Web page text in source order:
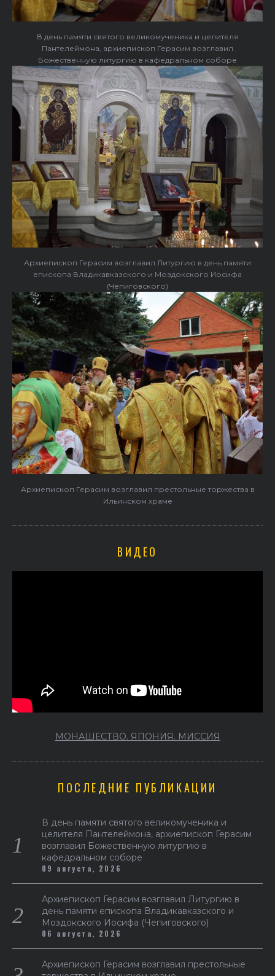
В день памяти святого великомученика и целителя
Пантелеймона, архиепископ Герасим возглавил
Божественную литургию в кафедральном соборе
Архиепископ Герасим возглавил Литургию в день памяти
епископа Владикавказского и Моздокского Иосифа
(Чепиговского)
Архиепископ Герасим возглавил престольные торжества в
Ильинском храме
ВИДЕО
МОНАШЕСТВО. ЯПОНИЯ. МИССИЯ
ПОСЛЕДНИЕ ПУБЛИКАЦИИ
В день памяти святого великомученика и
целителя Пантелеймона, архиепископ Герасим
возглавил Божественную литургию в
кафедральном соборе
09 августа, 2026
Архиепископ Герасим возглавил Литургию в
день памяти епископа Владикавказского и
Моздокского Иосифа (Чепиговского)
06 августа, 2026
Архиепископ Герасим возглавил престольные